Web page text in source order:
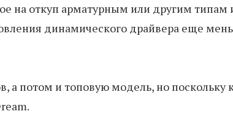
на откуп арматурным или другим
динамического драйвера еще
потом и топовую модель, но поскольку